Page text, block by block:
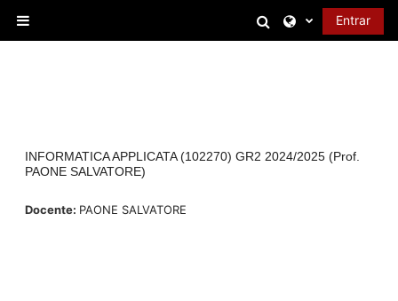
Selector de
Entrar
INFORMATICA APPLICATA (102270) GR2 2024/2025 (Prof.
PAONE SALVATORE)
Docente: PAONE SALVATORE